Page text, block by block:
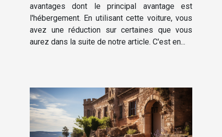
avantages dont le principal avantage est
l'hébergement. En utilisant cette voiture, vous
avez une réduction sur certaines que vous
aurez dans la suite de notre article. C'est en...